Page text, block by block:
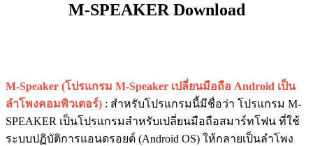
M-SPEAKER Download
M-Speaker (โปรแกรม M-Speaker เปลี่ยนมือถือ Android เป็น
ลำโพงคอมพิวเตอร์) : สำหรับโปรแกรมนี้มีชื่อว่า โปรแกรม M-
SPEAKER เป็นโปรแกรมสำหรับเปลี่ยนมือถือสมาร์ทโฟน ที่ใช้
ระบบปฏิบัติการแอนดรอยด์ (Android OS) ให้กลายเป็นลำโพง